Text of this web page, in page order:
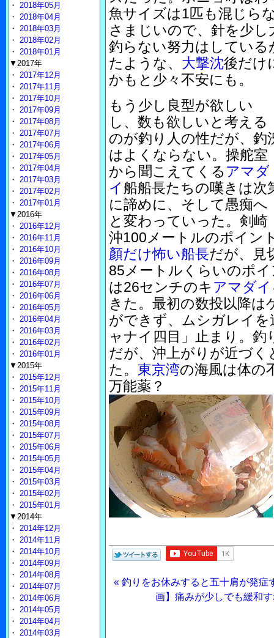
魚サイズは1匹も混じら
さまじいので、針を少
釣らない努力はしてい
たような、 大撃沈後だけ
かもと少々不安にも。
もう少し良型が欲しい
し、数も欲しいと考える
のが釣り人の性だが、釣
はよくならない。操舵室
から聞こえてくる アマダ
イ 船船長たちの嘆きは次
に諦めに、そして愚痴へ
と変わっていった。剣崎
沖100メートルのポイン
顏だけ怖い船長だが、見
85メートルくらいのポ
は26センチのキアマダイ
きた。最初の数投以降
ができず、ムシガレイ
ャナイ四目」止まり。
だが、沖上がりが近づ
た。 東京湾の海風は体の
万能薬？
« 釣りをお休みすると五十肩が発症
画】痛みが少しでも緩和
・ 2018年05月
・ 2018年04月
・ 2018年03月
・ 2018年02月
・ 2018年01月
▼2017年
・ 2017年12月
・ 2017年11月
・ 2017年10月
・ 2017年09月
・ 2017年08月
・ 2017年07月
・ 2017年06月
・ 2017年05月
・ 2017年04月
・ 2017年03月
・ 2017年02月
・ 2017年01月
▼2016年
・ 2016年12月
・ 2016年11月
・ 2016年10月
・ 2016年09月
・ 2016年08月
・ 2016年07月
・ 2016年06月
・ 2016年05月
・ 2016年04月
・ 2016年03月
・ 2016年02月
・ 2016年01月
▼2015年
・ 2015年12月
・ 2015年11月
・ 2015年10月
・ 2015年09月
・ 2015年08月
・ 2015年07月
・ 2015年06月
・ 2015年05月
・ 2015年04月
・ 2015年03月
・ 2015年02月
・ 2015年01月
▼2014年
・ 2014年12月
・ 2014年11月
・ 2014年10月
・ 2014年09月
・ 2014年08月
・ 2014年07月
・ 2014年06月
・ 2014年05月
・ 2014年04月
・ 2014年03月